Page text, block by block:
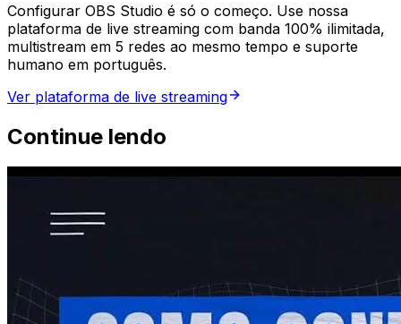
Configurar OBS Studio é só o começo. Use nossa
plataforma de live streaming com banda 100% ilimitada,
multistream em 5 redes ao mesmo tempo e suporte
humano em português.
Ver plataforma de live streaming
Continue lendo